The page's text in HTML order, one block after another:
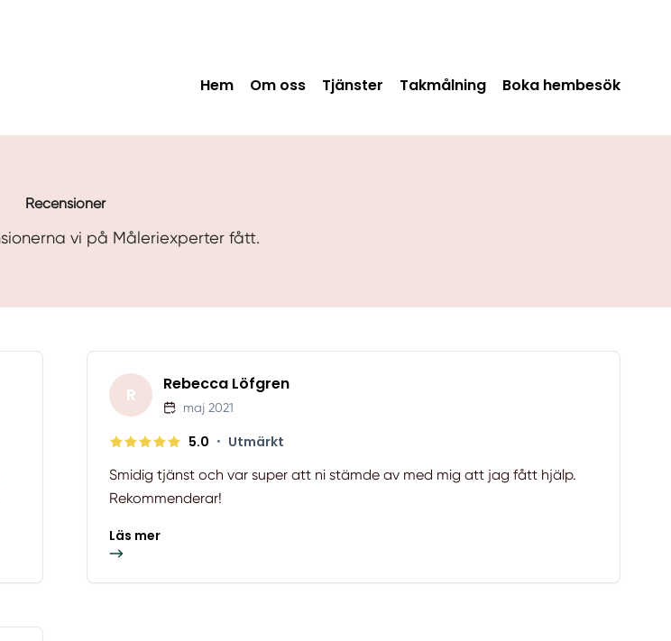
Hem Om oss Tjänster Takmålning Boka hembesök
Recensioner
vi på Måleriexperter fått.
R Rebecca Löfgren
maj 2021
5.0 • Utmärkt
Smidig tjänst och var super att ni stämde av med mig att jag fått hjälp.
Rekommenderar!
Läs mer